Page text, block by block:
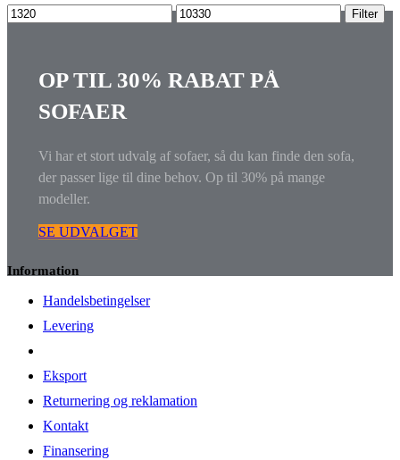
Mindste
pris
Højeste
pris
Filter
OP TIL 30% RABAT PÅ
SOFAER
Vi har et stort udvalg af sofaer, så du kan finde den sofa,
der passer lige til dine behov. Op til 30% på mange
modeller.
SE UDVALGET
Information
Handelsbetingelser
Levering
Eksport
Returnering og reklamation
Kontakt
Finansering